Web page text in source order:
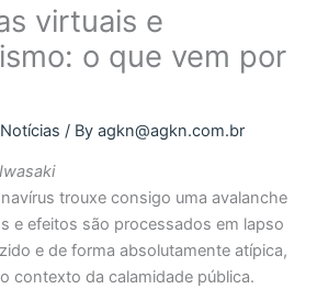
virtuais e
o que vem por
Notícias / Byagkn@agkn.com.br
trouxe consigo uma avalanche
e efeitos são processados em lapso
e de forma absolutamente atípica,
contexto da calamidade pública.